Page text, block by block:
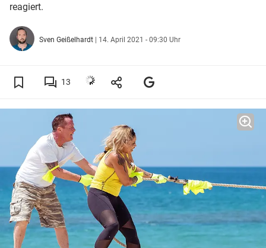
reagiert.
Sven Geißelhardt | 14. April 2021 - 09:30 Uhr
13